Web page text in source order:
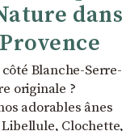
dans
Blanche-Serre-
originale ?
adorables ânes
Libellule, Clochette,